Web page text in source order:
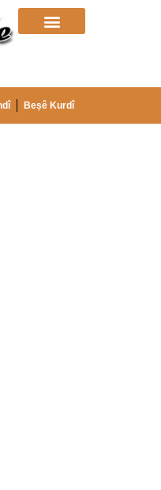
Beșê Kurdî